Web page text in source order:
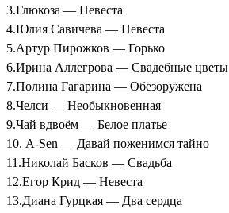
3.Глюкоза — Невеста
4.Юлия Савичева — Невеста
5.Артур Пирожков — Горько
6.Ирина Аллегрова — Свадебные цветы
7.Полина Гагарина — Обезоружена
8.Челси — Необыкновенная
9.Чай вдвоём — Белое платье
10. A-Sen — Давай поженимся тайно
11.Николай Басков — Свадьба
12.Егор Крид — Невеста
13.Диана Гурцкая — Два сердца